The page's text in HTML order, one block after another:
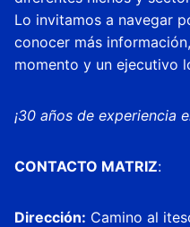
Lo invitamos a navegar
conocer más
momento y un ejecutivo
¡30 años de experiencia
CONTACTO MATRIZ:
Dirección: Camino al